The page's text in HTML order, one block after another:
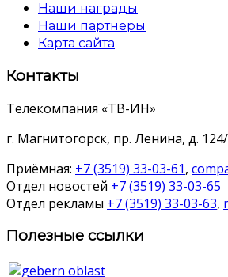
Наши награды
Наши партнеры
Карта сайта
Контакты
Телекомпания «ТВ-ИН»
г. Магнитогорск, пр. Ленина, д.
Приёмная: +7 (3519) 33-03-61,
Отдел новостей +7 (3519) 33-03-65
Отдел рекламы +7 (3519) 33-03-63,
Полезные ссылки